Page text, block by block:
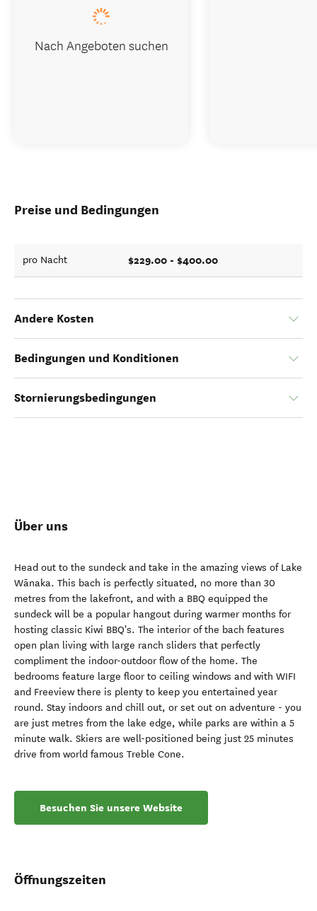
Preise und Bedingungen
pro Nacht $229.00 - $400.00
Andere Kosten
Bedingungen und Konditionen
Stornierungsbedingungen
Über uns
Head out to the sundeck and take in the amazing views of Lake
Wānaka. This bach is perfectly situated, no more than 30
metres from the lakefront, and with a BBQ equipped the
sundeck will be a popular hangout during warmer months for
hosting classic Kiwi BBQ's. The interior of the bach features
open plan living with large ranch sliders that perfectly
compliment the indoor-outdoor flow of the home. The
bedrooms feature large floor to ceiling windows and with WIFI
and Freeview there is plenty to keep you entertained year
round. Stay indoors and chill out, or set out on adventure - you
are just metres from the lake edge, while parks are within a 5
minute walk. Skiers are well-positioned being just 25 minutes
drive from world famous Treble Cone.
Besuchen Sie unsere Website
Öffnungszeiten
Nach Angeboten suchen